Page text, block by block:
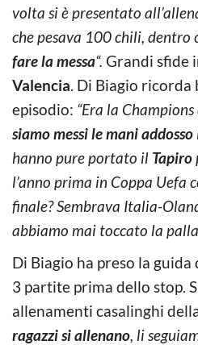
volta si è presentato
che pesava 100 chili, dentro
fare la messa“. Grandi sfide
Valencia. Di Biagio
episodio: “Era la
siamo messi le mani addosso
hanno pure portato il Tapiro
l’anno prima in Coppa Uefa
finale? Sembrava Italia-
abbiamo mai toccato la
Di Biagio ha preso la guida
3 partite prima dello stop.
allenamenti casalinghi
ragazzi si allenano, li